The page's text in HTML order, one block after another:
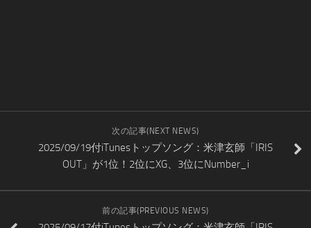
次の記事(NEXT NEWS)
2025/09/19付iTunesトップソング：米津玄師「IRIS
OUT」が1位！2位にXG、3位にNumber_i
前の記事(PREVIOUS NEWS)